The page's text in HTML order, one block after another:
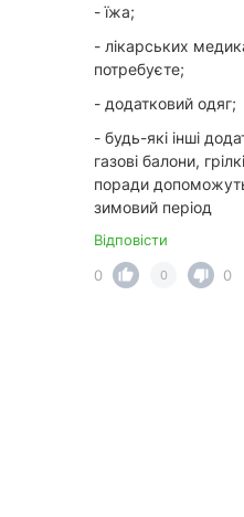
- їжа;
- лікарських
потребуєте;
- додатковий одяг;
- будь-які інші
газові балони,
поради
зимовий період
Відповісти
0
0 0